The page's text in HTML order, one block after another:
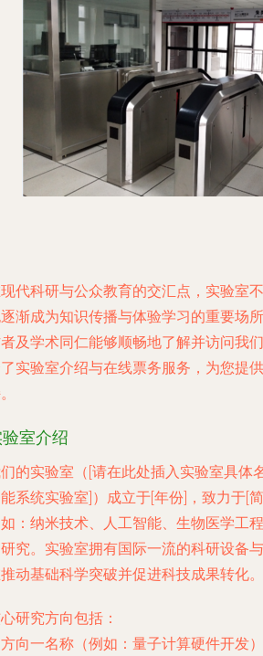
代科研与公众教育的交汇点，实验室
渐成为知识传播与体验学习的重要场
及学术同仁能够顺畅地了解并访问我
实验室介绍与在线票务服务，为您提
室介绍
的实验室（[请在此处插入实验室具体
系统实验室]）成立于[年份]，致力于[
：纳米技术、人工智能、生物医学工
究。实验室拥有国际一流的科研设备
动基础科学突破并促进科技成果转化。
研究方向包括：
方向一名称 （例如：量子计算硬件开发